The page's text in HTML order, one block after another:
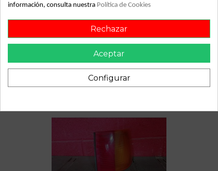
referencia OEM IAM
información, consulta nuestra Política de Cookies
Rechazar
Aceptar
Configurar